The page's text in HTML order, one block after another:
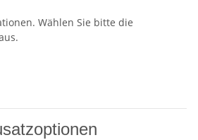
Wählen Sie bitte die